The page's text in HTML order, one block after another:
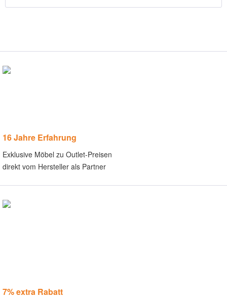
16 Jahre Erfahrung
Exklusive Möbel zu Outlet-Preisen
direkt vom Hersteller als Partner
7% extra Rabatt